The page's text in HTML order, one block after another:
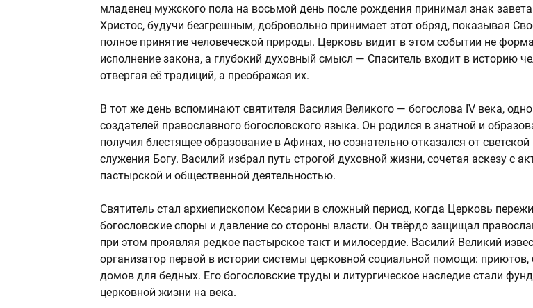
младенец мужского пола на восьмой день после рождения принимал знак
Христос, будучи безгрешным, добровольно принимает этот обряд, показывая
полное принятие человеческой природы. Церковь видит в этом событии не
исполнение закона, а глубокий духовный смысл — Спаситель входит в историю
отвергая её традиций, а преображая их.
В тот же день вспоминают святителя Василия Великого — богослова IV века,
создателей православного богословского языка. Он родился в знатной и
получил блестящее образование в Афинах, но сознательно отказался от
служения Богу. Василий избрал путь строгой духовной жизни, сочетая аскезу с
пастырской и общественной деятельностью.
Святитель стал архиепископом Кесарии в сложный период, когда Церковь
богословские споры и давление со стороны власти. Он твёрдо защищал
при этом проявляя редкое пастырское такт и милосердие. Василий Великий
организатор первой в истории системы церковной социальной помощи: приютов,
домов для бедных. Его богословские труды и литургическое наследие стали
церковной жизни на века.